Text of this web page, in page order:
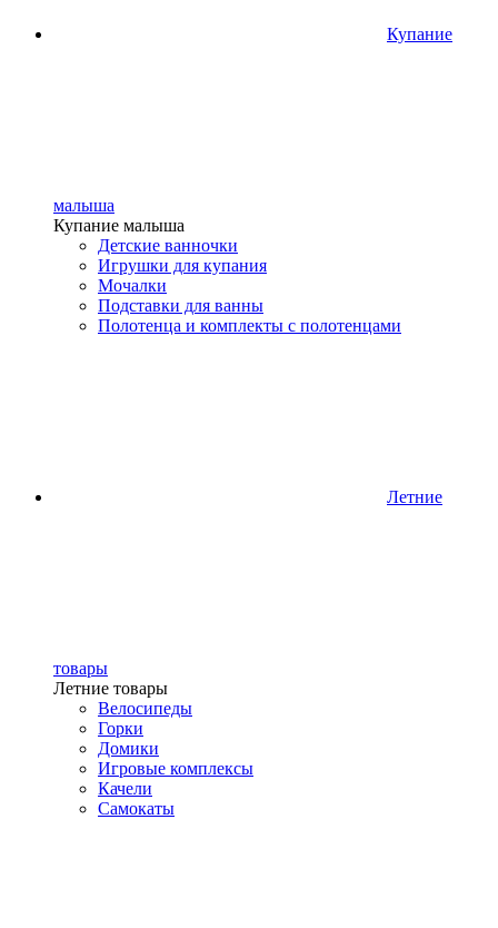
Купание
малыша
Купание малыша
Детские ванночки
Игрушки для купания
Мочалки
Подставки для ванны
Полотенца и комплекты с полотенцами
Летние
товары
Летние товары
Велосипеды
Горки
Домики
Игровые комплексы
Качели
Самокаты